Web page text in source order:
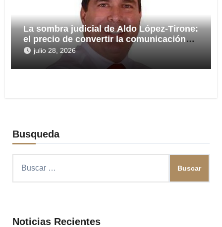
La sombra judicial de Aldo López-Tirone:
el precio de convertir la comunicación
en arma
julio 28, 2026
Busqueda
Noticias Recientes